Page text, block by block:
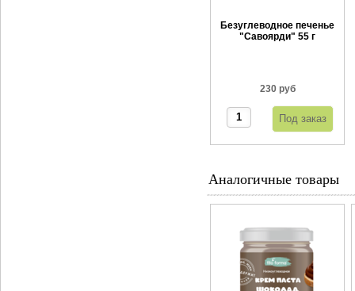
Безуглеводное печенье
"Савоярди" 55 г
230 руб
Аналогичные товары